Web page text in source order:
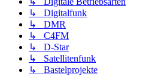
↳ Digitalfunk
↳ DMR
↳ C4FM
↳ D-Star
↳ Satellitenfunk
↳ Bastelprojekte